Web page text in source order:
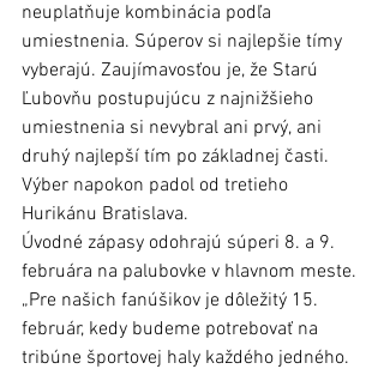
neuplatňuje kombinácia podľa
umiestnenia. Súperov si najlepšie tímy
vyberajú. Zaujímavosťou je, že Starú
Ľubovňu postupujúcu z najnižšieho
umiestnenia si nevybral ani prvý, ani
druhý najlepší tím po základnej časti.
Výber napokon padol od tretieho
Hurikánu Bratislava.
Úvodné zápasy odohrajú súperi 8. a 9.
februára na palubovke v hlavnom meste.
„Pre našich fanúšikov je dôležitý 15.
február, kedy budeme potrebovať na
tribúne športovej haly každého jedného.